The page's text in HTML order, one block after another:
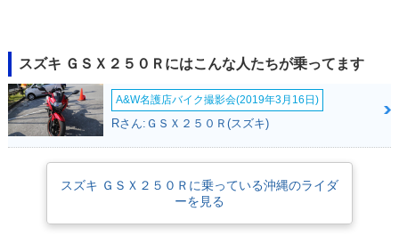
スズキ ＧＳＸ２５０Ｒにはこんな人たちが乗ってます
A&W名護店バイク撮影会(2019年3月16日)
Rさん:ＧＳＸ２５０Ｒ(スズキ)
スズキ ＧＳＸ２５０Ｒに乗っている沖縄のライダ
ーを見る